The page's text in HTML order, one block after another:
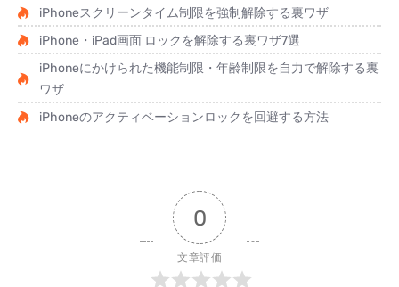
iPhoneスクリーンタイム制限を強制解除する裏ワザ
iPhone・iPad画面 ロックを解除する裏ワザ7選
iPhoneにかけられた機能制限・年齢制限を自力で解除する裏
ワザ
iPhoneのアクティベーションロックを回避する方法
0
文章評価